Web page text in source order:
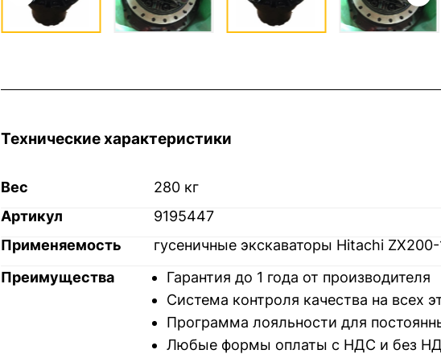
Технические характеристики
Вес
280 кг
Артикул
9195447
Применяемость
гусеничные экскаваторы Hitachi
Преимущества
Гарантия до 1 года от производителя
Система контроля качества на всех
Программа лояльности для
Любые формы оплаты с НДС и без